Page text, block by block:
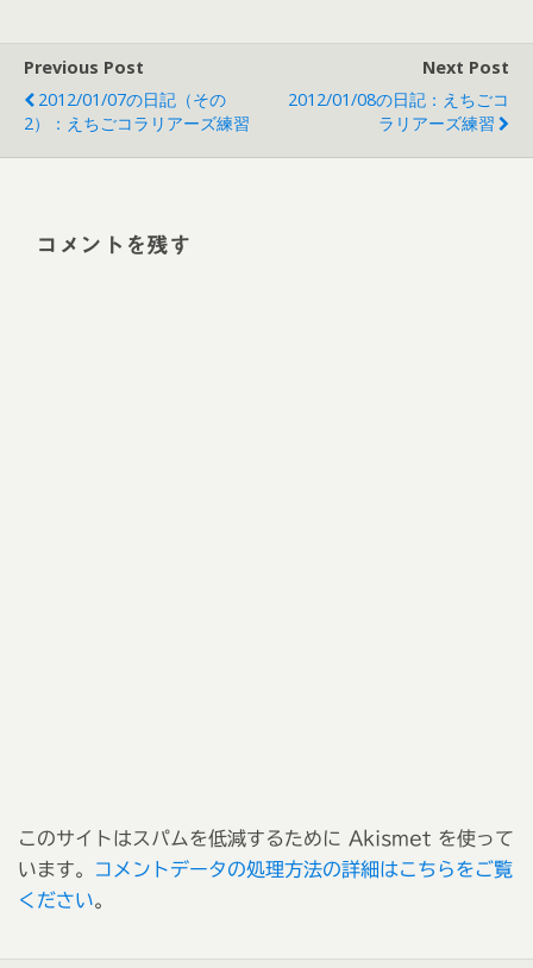
Previous Post
2012/01/07の日記（その
2）：えちごコラリアーズ練習
Next Post
2012/01/08の日記：えちごコ
ラリアーズ練習
コメントを残す
このサイトはスパムを低減するために Akismet を使って
います。
コメントデータの処理方法の詳細はこちらをご覧
ください。